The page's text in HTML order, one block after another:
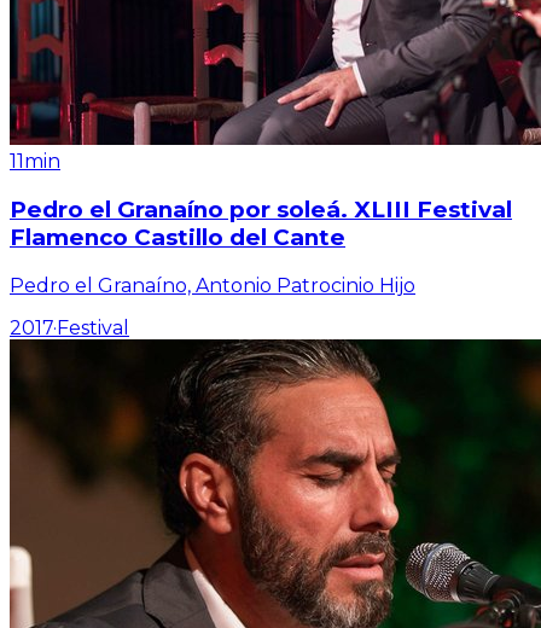
11min
Pedro el Granaíno por soleá. XLIII Festival
Flamenco Castillo del Cante
Pedro el Granaíno, Antonio Patrocinio Hijo
2017·Festival